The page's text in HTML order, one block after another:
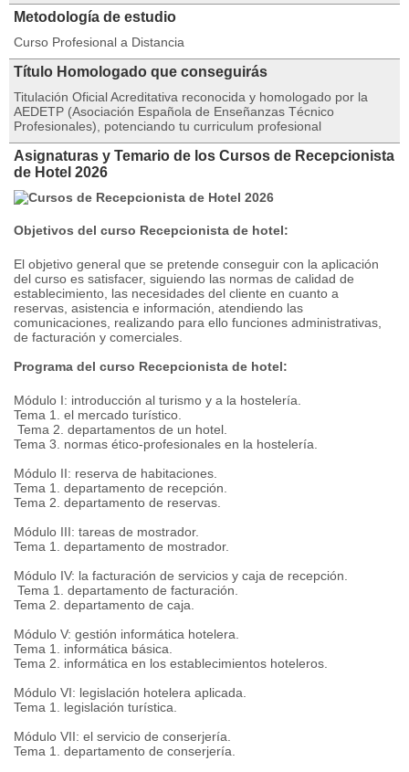
Metodología de estudio
Curso Profesional a Distancia
Título Homologado que conseguirás
Titulación Oficial Acreditativa reconocida y homologado por la
AEDETP (Asociación Española de Enseñanzas Técnico
Profesionales), potenciando tu curriculum profesional
Asignaturas y Temario de los Cursos de Recepcionista
de Hotel 2026
Objetivos del curso Recepcionista de hotel:
El objetivo general que se pretende conseguir con la aplicación
del curso es satisfacer, siguiendo las normas de calidad de
establecimiento, las necesidades del cliente en cuanto a
reservas, asistencia e información, atendiendo las
comunicaciones, realizando para ello funciones administrativas,
de facturación y comerciales.
Programa del curso Recepcionista de hotel:
Módulo I: introducción al turismo y a la hostelería.
Tema 1. el mercado turístico.
Tema 2. departamentos de un hotel.
Tema 3. normas ético-profesionales en la hostelería.
Módulo II: reserva de habitaciones.
Tema 1. departamento de recepción.
Tema 2. departamento de reservas.
Módulo III: tareas de mostrador.
Tema 1. departamento de mostrador.
Módulo IV: la facturación de servicios y caja de recepción.
Tema 1. departamento de facturación.
Tema 2. departamento de caja.
Módulo V: gestión informática hotelera.
Tema 1. informática básica.
Tema 2. informática en los establecimientos hoteleros.
Módulo VI: legislación hotelera aplicada.
Tema 1. legislación turística.
Módulo VII: el servicio de conserjería.
Tema 1. departamento de conserjería.